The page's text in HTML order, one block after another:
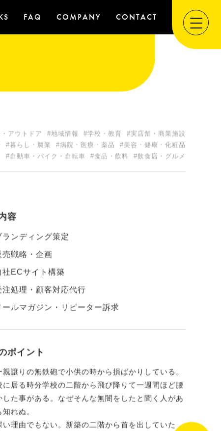
FAQ COMPANY CONTACT
アウトドア #地域情報 #学校・教育
#実店舗・商業施設
#暮らし・農業 #病院・医療・薬品
#美容・健康・化粧品
#自動車・バイク・自転車
#食品・飲料 #飲食店・グルメ
容
ランディング策定
売戦略・企画
社ECサイト構築
注処理・顧客対応代行
ールマガジン・リピーター訴求
ポイント
親譲りの無鉄砲で小供の時から損ばかりしている。
に居る時分学校の二階から飛び降りて一週間ほど腰
した事がある。なぜそんな無闇をしたと聞く人があ
知れぬ。
い理由でもない。新築の二階から首を出していた